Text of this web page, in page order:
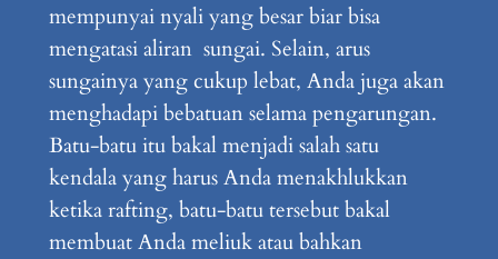
mempunyai nyali yang besar biar bisa
mengatasi aliran sungai. Selain, arus
sungainya yang cukup lebat, Anda juga akan
menghadapi bebatuan selama pengarungan.
Batu-batu itu bakal menjadi salah satu
kendala yang harus Anda menakhlukkan
ketika rafting, batu-batu tersebut bakal
membuat Anda meliuk atau bahkan